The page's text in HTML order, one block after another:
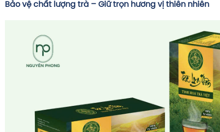
Bảo vệ chất lượng trà – Giữ trọn hương vị thiên nhiên